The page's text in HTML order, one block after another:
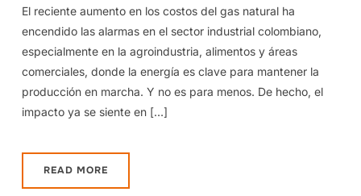
El reciente aumento en los costos del gas natural ha
encendido las alarmas en el sector industrial colombiano,
especialmente en la agroindustria, alimentos y áreas
comerciales, donde la energía es clave para mantener la
producción en marcha. Y no es para menos. De hecho, el
impacto ya se siente en […]
READ MORE